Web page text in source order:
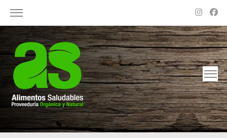
Alimentos Saludables – Dietética en Rosario
Proveeduría Orgánica y Natural